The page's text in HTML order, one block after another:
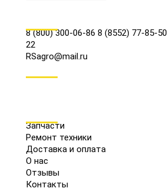
8 (800) 300-06-86 8 (8552) 77-85-50
22
RSagro@mail.ru
Запчасти
Ремонт техники
Доставка и оплата
О нас
Отзывы
Контакты